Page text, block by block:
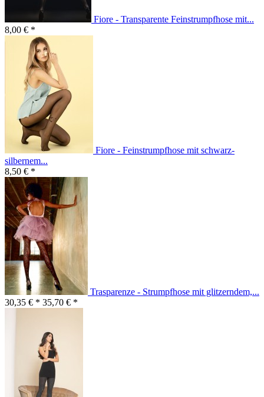
Fiore - Transparente Feinstrumpfhose mit...
8,00 € *
Fiore - Feinstrumpfhose mit schwarz-
silbernem...
8,50 € *
Trasparenze - Strumpfhose mit glitzerndem,...
30,35 € * 35,70 € *